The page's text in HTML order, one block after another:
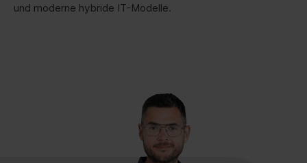
und moderne hybride IT-Modelle.